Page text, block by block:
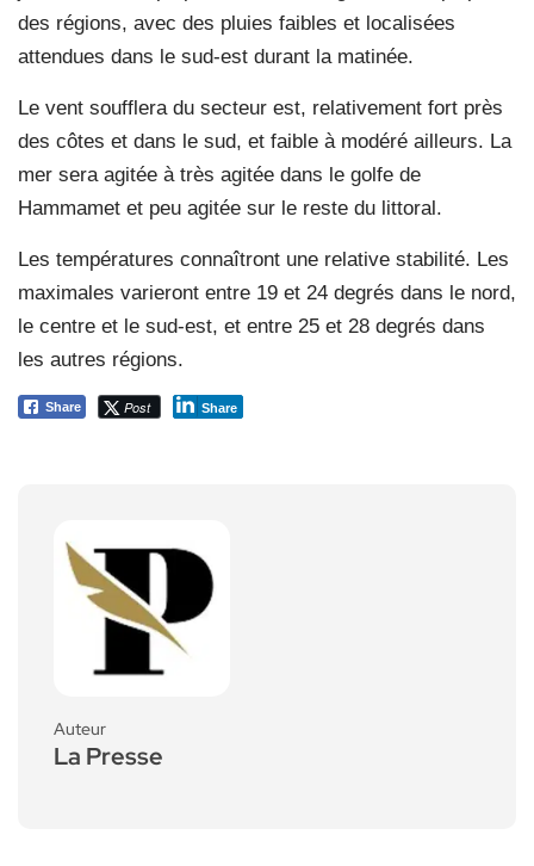
des régions, avec des pluies faibles et localisées
attendues dans le sud-est durant la matinée.
Le vent soufflera du secteur est, relativement fort près
des côtes et dans le sud, et faible à modéré ailleurs. La
mer sera agitée à très agitée dans le golfe de
Hammamet et peu agitée sur le reste du littoral.
Les températures connaîtront une relative stabilité. Les
maximales varieront entre 19 et 24 degrés dans le nord,
le centre et le sud-est, et entre 25 et 28 degrés dans
les autres régions.
Share Post Share
Auteur
La Presse